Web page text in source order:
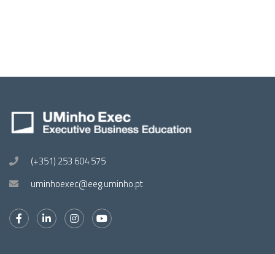
(+351) 253 604 575
uminhoexec@eeg.uminho.pt